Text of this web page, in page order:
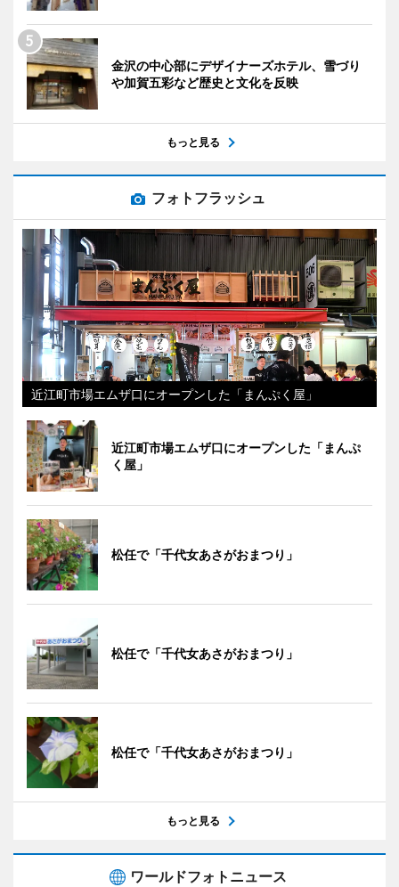
金沢の中心部にデザイナーズホテル、雪づり
や加賀五彩など歴史と文化を反映
もっと見る
フォトフラッシュ
近江町市場エムザ口にオープンした「まんぷく屋」
近江町市場エムザ口にオープンした「まんぷ
く屋」
松任で「千代女あさがおまつり」
松任で「千代女あさがおまつり」
松任で「千代女あさがおまつり」
もっと見る
ワールドフォトニュース